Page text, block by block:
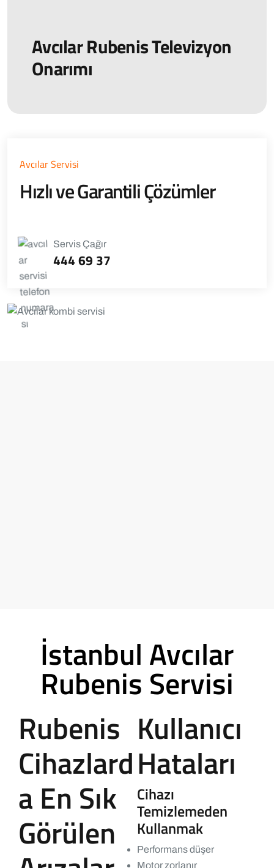
Avcılar Rubenis Televizyon
Onarımı
Avcılar Servisi
Hızlı ve Garantili Çözümler
Servis Çağır
444 69 37
İstanbul Avcılar
Rubenis Servisi
Rubenis
Cihazlard
a En Sık
Görülen
Kullanıcı
Hataları
Cihazı
Temizlemeden
Kullanmak
Performans düşer
Motor zorlanır